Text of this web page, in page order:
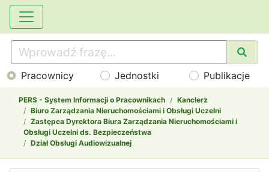
Pracownicy Jednostki Publikacje
PERS - System Informacji o Pracownikach
Kanclerz
Biuro Zarządzania Nieruchomościami i Obsługi Uczelni
Zastępca Dyrektora Biura Zarządzania Nieruchomościami i
Obsługi Uczelni ds. Bezpieczeństwa
Dział Obsługi Audiowizualnej